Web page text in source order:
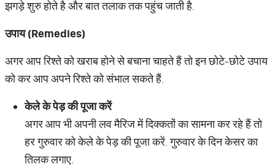
झगड़े शुरु होते है और बात तलाक तक पहुंच जाती है.
उपाय(Remedies)
अगर आप रिश्ते को खराब होने से बचाना चाहते हैं तो इन छोटे-छोटे उपाय
को कर आप अपने रिश्ते को संभाल सकते हैं.
केलेकेपेड़कीपूजाकरें
अगर आप भी अपनी लव मैरिज में दिक्कतों का सामना कर रहे हैं तो
हर गुरुवार को केले के पेड़ की पूजा करें. गुरुवार के दिन केसर का
तिलक लगाए.